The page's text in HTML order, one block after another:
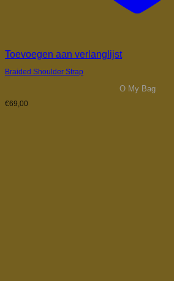
Toevoegen aan verlanglijst
Braided Shoulder Strap
O My Bag
€69,00